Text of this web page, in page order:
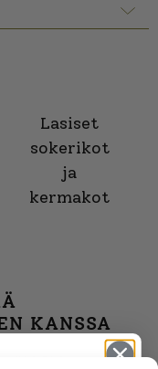
Lasiset
sokerikot
ja
kermakot
KANSSA